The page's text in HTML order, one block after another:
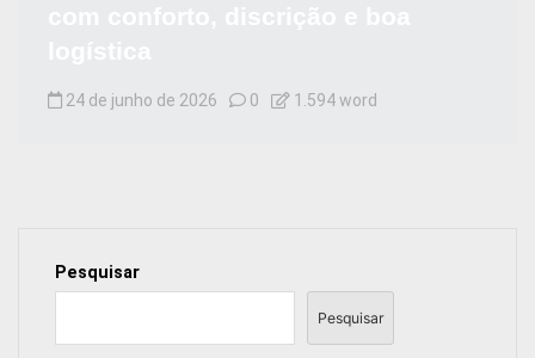
24 de junho de 2026 0 1.594 word
Pesquisar
Pesquisar